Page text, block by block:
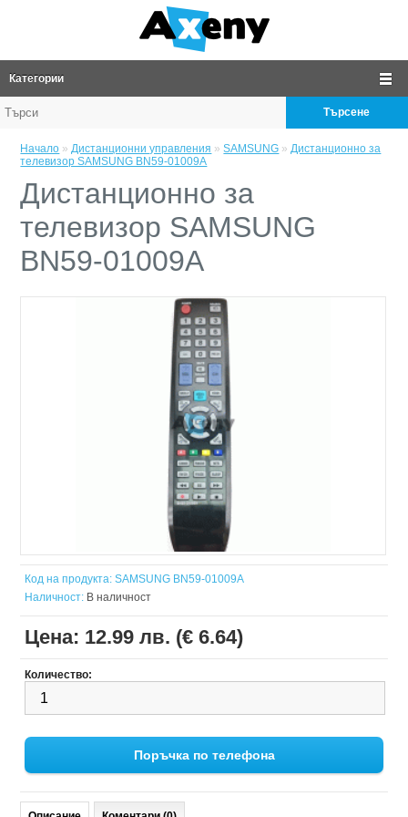
Категории
Търсене
Начало »Дистанционни управления »SAMSUNG »Дистанционно за
телевизор SAMSUNG BN59-01009A
Дистанционно за
телевизор SAMSUNG
BN59-01009A
Код на продукта: SAMSUNG BN59-01009A
Наличност: В наличност
Цена: 12.99 лв. (€ 6.64)
Количество:
Поръчка по телефона